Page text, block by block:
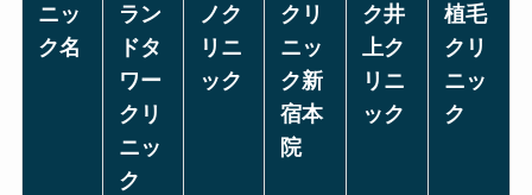
ニッ
ク名
ラン
ドタ
ワー
クリ
ニッ
ク
ノク
リニ
ック
クリ
ニッ
ク新
宿本
院
ク井
上ク
リニ
ック
植毛
クリ
ニッ
ク